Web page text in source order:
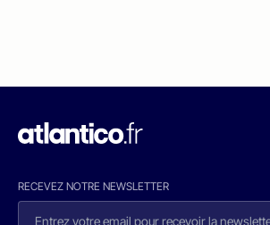
RECEVEZ NOTRE NEWSLETTER